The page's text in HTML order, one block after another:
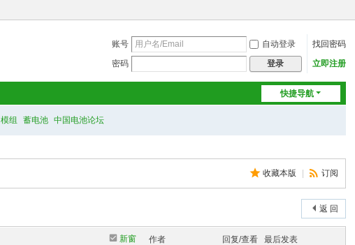
账号 自动登录
找回密码
密码
登录 立即注册
快捷导航
模组 蓄电池 中国电池论坛
收藏本版 订阅
返 回
新窗 作者 回复/查看 最后发表